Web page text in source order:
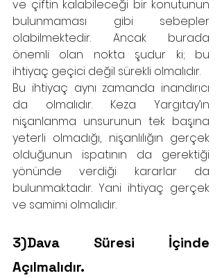
ve çiftin kalabileceği bir konutunun
bulunmaması gibi sebepler
olabilmektedir. Ancak burada
önemli olan nokta şudur ki; bu
ihtiyaç geçici değil sürekli olmalıdır.
Bu ihtiyaç aynı zamanda inandırıcı
da olmalıdır. Keza Yargıtay’ın
nişanlanma unsurunun tek başına
yeterli olmadığı, nişanlılığın gerçek
olduğunun ispatının da gerektiği
yönünde verdiği kararlar da
bulunmaktadır. Yani ihtiyaç gerçek
ve samimi olmalıdır.
3)Dava Süresi İçinde
Açılmalıdır.